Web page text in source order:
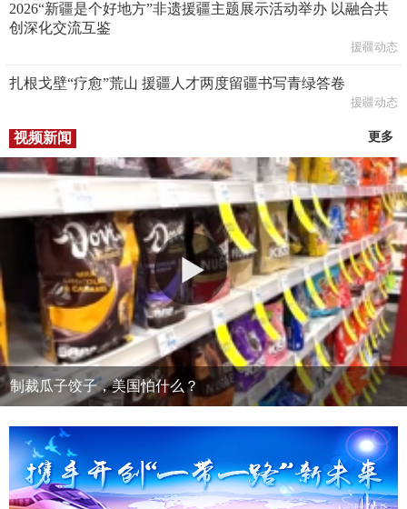
2026“新疆是个好地方”非遗援疆主题展示活动举办 以融合共
创深化交流互鉴
援疆动态
扎根戈壁“疗愈”荒山 援疆人才两度留疆书写青绿答卷
援疆动态
视频新闻 更多
制裁瓜子饺子，美国怕什么？